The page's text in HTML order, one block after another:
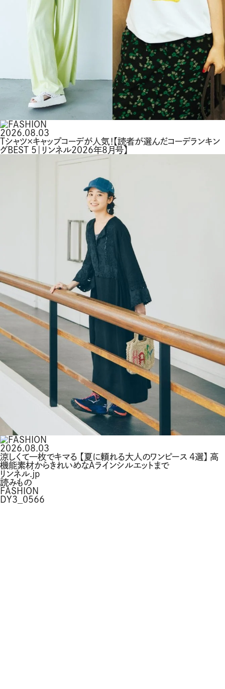
2026.08.03
Tシャツ×キャップコーデが人気！【読者が選んだコーデランキン
グBEST 5｜リンネル2026年8月号】
2026.08.03
涼しくて一枚でキマる 【夏に頼れる大人のワンピース 4選】 高
機能素材からきれいめなAラインシルエットまで
リンネル.jp
読みもの
FASHION
DY3_0566